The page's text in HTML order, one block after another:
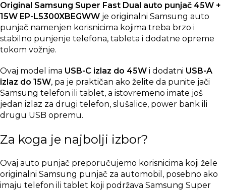
Original Samsung Super Fast Dual auto punjač 45W +
15W EP-L5300XBEGWW je originalni Samsung auto
punjač namenjen korisnicima kojima treba brzo i
stabilno punjenje telefona, tableta i dodatne opreme
tokom vožnje.
Ovaj model ima USB-C izlaz do 45W i dodatni USB-A
izlaz do 15W, pa je praktičan ako želite da punite jači
Samsung telefon ili tablet, a istovremeno imate još
jedan izlaz za drugi telefon, slušalice, power bank ili
drugu USB opremu.
Za koga je najbolji izbor?
Ovaj auto punjač preporučujemo korisnicima koji žele
originalni Samsung punjač za automobil, posebno ako
imaju telefon ili tablet koji podržava Samsung Super